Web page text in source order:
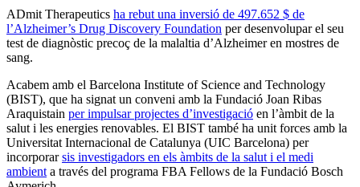
ADmit Therapeutics ha rebut una inversió de 497.652 $ de
l’Alzheimer’s Drug Discovery Foundation per desenvolupar el seu
test de diagnòstic precoç de la malaltia d’Alzheimer en mostres de
sang.
Acabem amb el Barcelona Institute of Science and Technology
(BIST), que ha signat un conveni amb la Fundació Joan Ribas
Araquistain per impulsar projectes d’investigació en l’àmbit de la
salut i les energies renovables. El BIST també ha unit forces amb la
Universitat Internacional de Catalunya (UIC Barcelona) per
incorporarsis investigadors en els àmbits de la salut i el medi
ambient a través del programa FBA Fellows de la Fundació Bosch